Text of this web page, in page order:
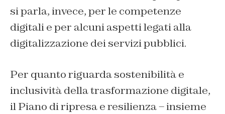
si parla, invece, per le competenze
digitali e per alcuni aspetti legati alla
digitalizzazione dei servizi pubblici.
Per quanto riguarda sostenibilità e
inclusività della trasformazione digitale,
il Piano di ripresa e resilienza – insieme